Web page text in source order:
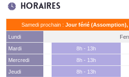
Horaires
Samedi prochain : Jour férié
Lundi
Mardi
8h - 13h
Mercredi
8h - 13h
Jeudi
8h - 13h